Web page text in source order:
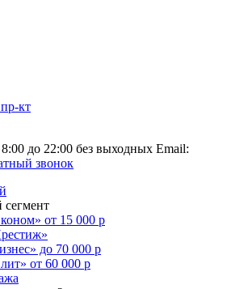
кт
8:00 до 22:00 без выходных Email:
звонок
от 15 000 р
до 70 000 р
от 60 000 р